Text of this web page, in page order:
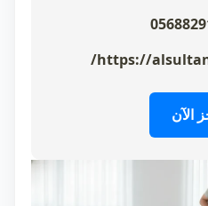
https://
الآن